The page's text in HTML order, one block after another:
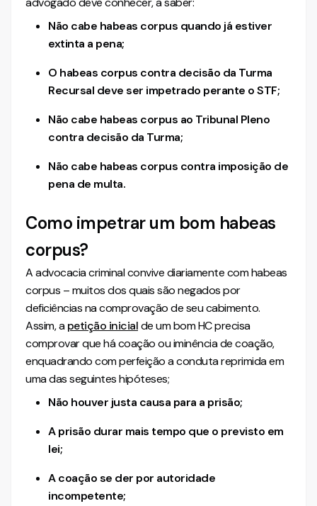
Não cabe habeas corpus quando já estiver
extinta a pena;
O habeas corpus contra decisão da Turma
Recursal deve ser impetrado perante o STF;
Não cabe habeas corpus ao Tribunal Pleno
contra decisão da Turma;
Não cabe habeas corpus contra imposição de
pena de multa.
Como impetrar um bom habeas
corpus?
A advocacia criminal convive diariamente com habeas
corpus – muitos dos quais são negados por
deficiências na comprovação de seu cabimento.
Assim, apetição inicialde um bom HC precisa
comprovar que há coação ou iminência de coação,
enquadrando com perfeição a conduta reprimida em
uma das seguintes hipóteses;
Não houver justa causa para a prisão;
A prisão durar mais tempo que o previsto em
lei;
A coação se der por autoridade
incompetente;